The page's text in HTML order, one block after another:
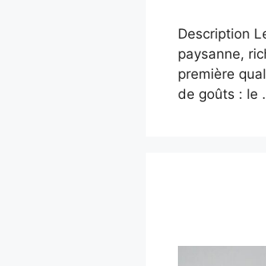
Description
paysanne,
première
de goûts : le